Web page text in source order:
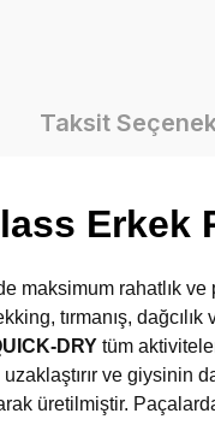
Taksit
Erkek
rahatlık
tırmanış,
DRY tüm
ve giysinin
üretilmiştir.